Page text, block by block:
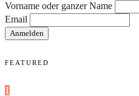
Vorname oder ganzer Name
Email
FEATURED
1